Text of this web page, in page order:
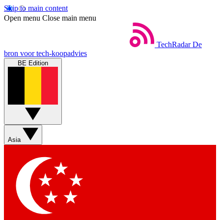
Skip to main content
Open menu Close main menu
TechRadar De
bron voor tech-koopadvies
BE Edition
Asia